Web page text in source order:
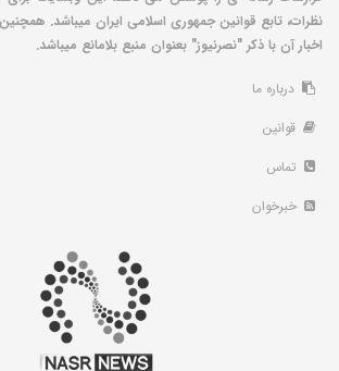
نظرات، تابع قوانین جمهوری اسلامی ایران میباشد.
اخبار آن با ذکر "نصرنیوز" بعنوان منبع بلامانع میباشد.
درباره ما
قوانین
تماس
خبرخوان